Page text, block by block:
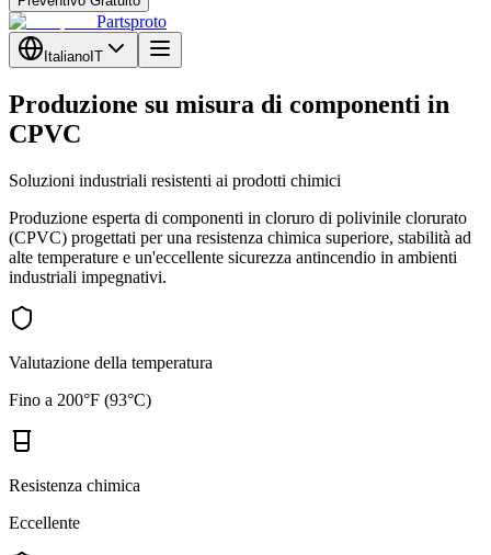
Partsproto
Italiano IT
Produzione su misura di componenti in
CPVC
Soluzioni industriali resistenti ai prodotti chimici
Produzione esperta di componenti in cloruro di polivinile clorurato
(CPVC) progettati per una resistenza chimica superiore, stabilità ad
alte temperature e un'eccellente sicurezza antincendio in ambienti
industriali impegnativi.
Valutazione della temperatura
Fino a 200°F (93°C)
Resistenza chimica
Eccellente